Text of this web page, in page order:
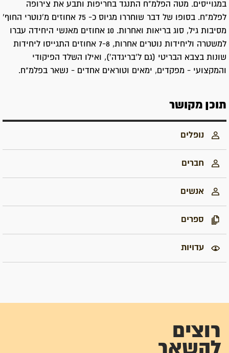
במגוייסים. מטה הפלמ"ח התנגד בחריפות ותבע את צירופה
לפלמ"ח. בסופו של דבר שוחררו מגיוס כ- 75 אחוזים מ'נוטרי החוף'
מסיבות גיל, סוג בריאות ואחרות. 10 אחוזים מאנשי היחידה עברו
למשטרה וליחידות נוטרים אחרות, 7-8 אחוזים התגייסו ליחידות
שונות בצבא הבריטי (גם ל'בריגדה'), ואילו השלד הפיקודי
והמקצועי - מפקדים, ימאים וטוראים אחדים - נשאר בפלמ"ח.
תוכן מקושר
נופלים
חברים
אנשים
ספרים
עדויות
רוצים
להשאר